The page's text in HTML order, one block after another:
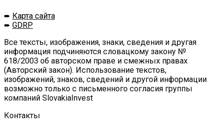
➨ Карта сайта
➨ GDRP
Все тексты, изображения, знаки, сведения и другая
информация подчиняются словацкому закону №
618/2003 об авторском праве и смежных правах
(Авторский закон). Использование текстов,
изображений, знаков, сведений и другой информации
возможно только с письменного согласия группы
компаний SlovakiaInvest
Контакты